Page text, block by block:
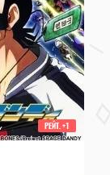
РЕЙТ. +1